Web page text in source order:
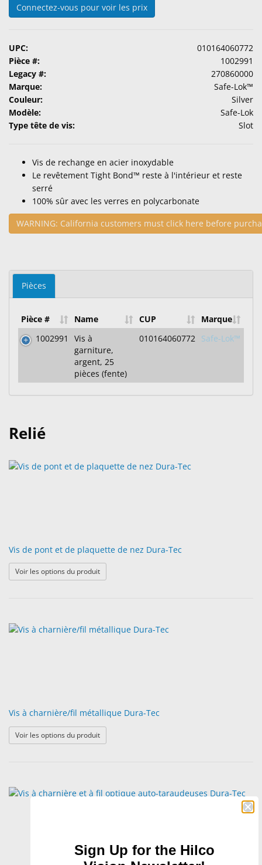
Produits
Connectez-vous pour voir les prix
UPC:
010164060772
Pièce #:
1002991
Legacy #:
270860000
Marque:
Safe-Lok™
Couleur:
Silver
Modèle:
Safe-Lok
Type tête de vis:
Slot
Vis de rechange en acier inoxydable
Le revêtement Tight Bond™ reste à l'intérieur et reste
serré
100% sûr avec les verres en polycarbonate
WARNING: California customers must click here before
Pièces
Pièce # Name CUP
Marque
1002991
Vis à
garniture,
argent, 25
pièces (fente)
010164060772 Safe-Lok™
Relié
Vis de pont et de plaquette de nez Dura-Tec
Voir les options du produit: Vis de pont et de plaquette de nez Dura-Tec
Vis à charnière/fil métallique Dura-Tec
Voir les options du produit: Vis à charnière/fil métallique Dura-Tec
Sign Up for the Hilco